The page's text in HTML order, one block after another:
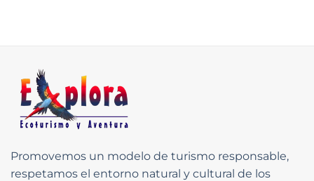
Promovemos un modelo de turismo responsable,
respetamos el entorno natural y cultural de los